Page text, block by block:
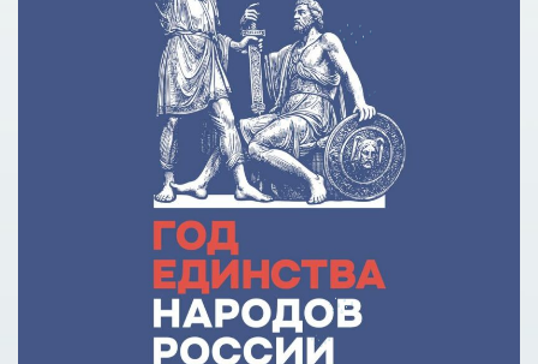
Причины для изменения условий по образовательному
кредиту